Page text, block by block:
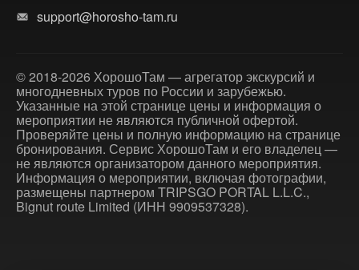
support@horosho-tam.ru
© 2018-2026 ХорошоТам — агрегатор экскурсий и
многодневных туров по России и зарубежью.
Указанные на этой странице цены и информация о
мероприятии не являются публичной офертой.
Проверяйте цены и полную информацию на странице
бронирования. Сервис ХорошоТам и его владелец —
не являются организатором данного мероприятия.
Информация о мероприятии, включая фотографии,
размещены партнером TRIPSGO PORTAL L.L.C.,
Bignut route Limited (ИНН 9909537328).